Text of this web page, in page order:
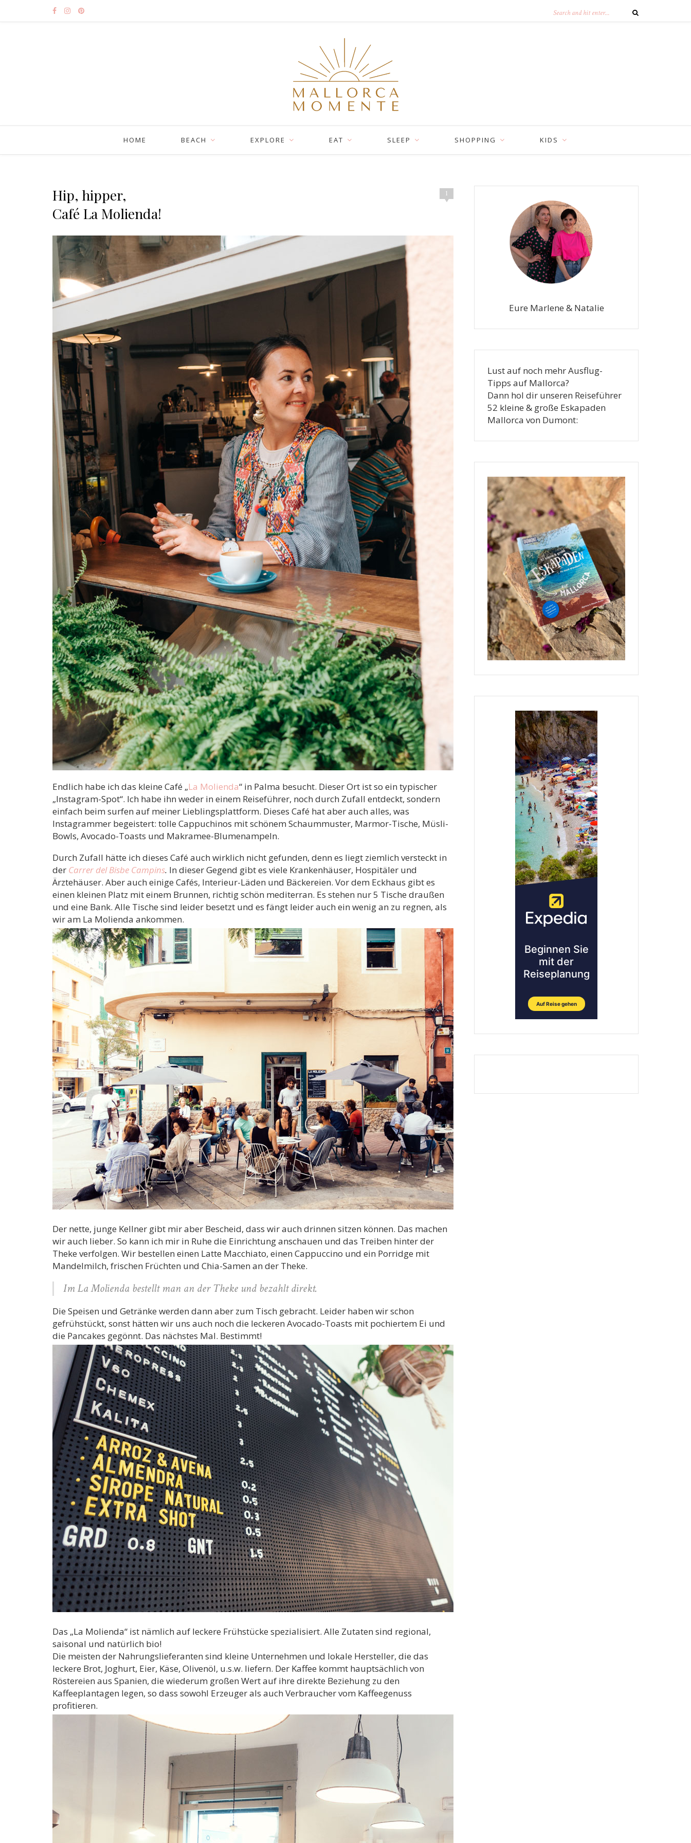
HOME BEACH EXPLORE EAT SLEEP SHOPPING KIDS
1
Hip, hipper,
Café La Molienda!
Endlich habe ich das kleine Café „La Molienda“ in Palma besucht. Dieser Ort ist so ein typischer
„Instagram-Spot“. Ich habe ihn weder in einem Reiseführer, noch durch Zufall entdeckt, sondern
einfach beim surfen auf meiner Lieblingsplattform. Dieses Café hat aber auch alles, was
Instagrammer begeistert: tolle Cappuchinos mit schönem Schaummuster, Marmor-Tische, Müsli-
Bowls, Avocado-Toasts und Makramee-Blumenampeln.
Durch Zufall hätte ich dieses Café auch wirklich nicht gefunden, denn es liegt ziemlich versteckt in
der Carrer del Bisbe Campins. In dieser Gegend gibt es viele Krankenhäuser, Hospitäler und
Ärztehäuser. Aber auch einige Cafés, Interieur-Läden und Bäckereien. Vor dem Eckhaus gibt es
einen kleinen Platz mit einem Brunnen, richtig schön mediterran. Es stehen nur 5 Tische draußen
und eine Bank. Alle Tische sind leider besetzt und es fängt leider auch ein wenig an zu regnen, als
wir am La Molienda ankommen.
Der nette, junge Kellner gibt mir aber Bescheid, dass wir auch drinnen sitzen können. Das machen
wir auch lieber. So kann ich mir in Ruhe die Einrichtung anschauen und das Treiben hinter der
Theke verfolgen. Wir bestellen einen Latte Macchiato, einen Cappuccino und ein Porridge mit
Mandelmilch, frischen Früchten und Chia-Samen an der Theke.
Im La Molienda bestellt man an der Theke und bezahlt direkt.
Die Speisen und Getränke werden dann aber zum Tisch gebracht. Leider haben wir schon
gefrühstückt, sonst hätten wir uns auch noch die leckeren Avocado-Toasts mit pochiertem Ei und
die Pancakes gegönnt. Das nächstes Mal. Bestimmt!
Das „La Molienda“ ist nämlich auf leckere Frühstücke spezialisiert. Alle Zutaten sind regional,
saisonal und natürlich bio!
Die meisten der Nahrungslieferanten sind kleine Unternehmen und lokale Hersteller, die das
leckere Brot, Joghurt, Eier, Käse, Olivenöl, u.s.w. liefern. Der Kaffee kommt hauptsächlich von
Röstereien aus Spanien, die wiederum großen Wert auf ihre direkte Beziehung zu den
Kaffeeplantagen legen, so dass sowohl Erzeuger als auch Verbraucher vom Kaffeegenuss
profitieren.
Eure Marlene & Natalie
Lust auf noch mehr Ausflug-
Tipps auf Mallorca?
Dann hol dir unseren Reiseführer
52 kleine & große Eskapaden
Mallorca von Dumont: